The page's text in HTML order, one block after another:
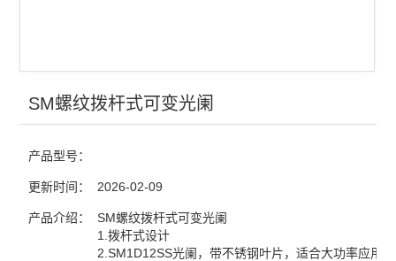
SM螺纹拨杆式可变光阑
产品型号：
更新时间： 2026-02-09
产品介绍：
SM螺纹拨杆式可变光阑
1.拨杆式设计
2.SM1D12SS光阑，带不锈钢叶片，适合大功率应用